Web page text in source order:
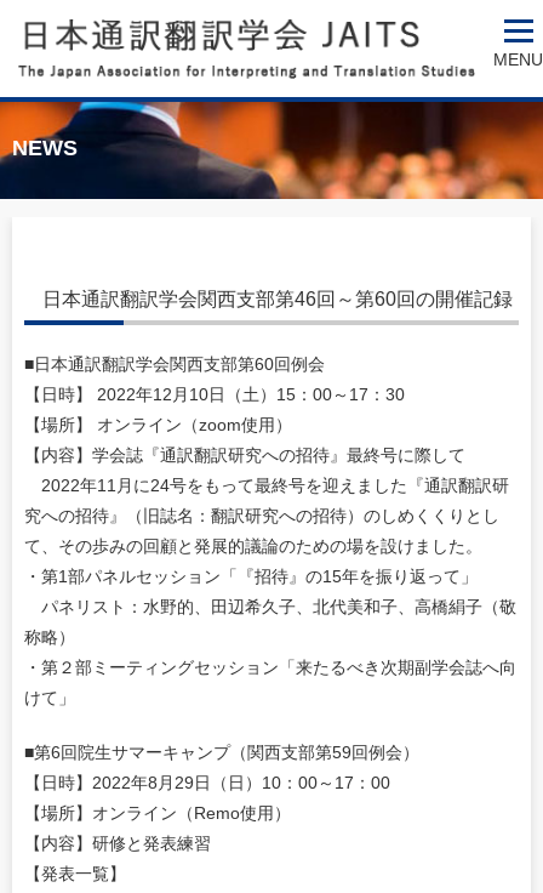
MENU
NEWS
日本通訳翻訳学会関西支部第46回～第60回の開催記録
■日本通訳翻訳学会関西支部第60回例会
【日時】 2022年12月10日（土）15：00～17：30
【場所】 オンライン（zoom使用）
【内容】学会誌『通訳翻訳研究への招待』最終号に際して
2022年11月に24号をもって最終号を迎えました『通訳翻訳研
究への招待』（旧誌名：翻訳研究への招待）のしめくくりとし
て、その歩みの回顧と発展的議論のための場を設けました。
・第1部パネルセッション「『招待』の15年を振り返って」
パネリスト：水野的、田辺希久子、北代美和子、高橋絹子（敬
称略）
・第２部ミーティングセッション「来たるべき次期副学会誌へ向
けて」
■第6回院生サマーキャンプ（関西支部第59回例会）
【日時】2022年8月29日（日）10：00～17：00
【場所】オンライン（Remo使用）
【内容】研修と発表練習
【発表一覧】